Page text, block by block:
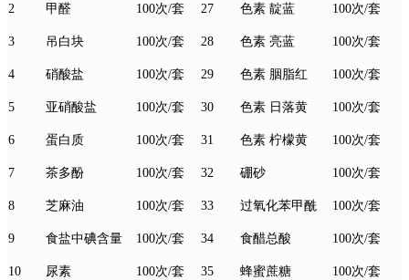
2 甲醛 100次/套 27 色素 靛蓝 100次/套
3 吊白块 100次/套 28 色素 亮蓝 100次/套
4 硝酸盐 100次/套 29 色素 胭脂红 100次/套
5 亚硝酸盐 100次/套 30 色素 日落黄 100次/套
6 蛋白质 100次/套 31 色素 柠檬黄 100次/套
7 茶多酚 100次/套 32 硼砂 100次/套
8 芝麻油 100次/套 33 过氧化苯甲酰 100次/套
9 食盐中碘含量 100次/套 34 食醋总酸 100次/套
10 尿素 100次/套 35 蜂蜜蔗糖 100次/套